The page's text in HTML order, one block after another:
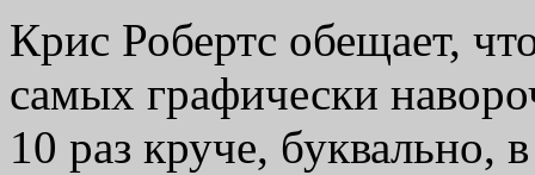
Крис Робертс обещает,
самых графически
10 раз круче, буквально,